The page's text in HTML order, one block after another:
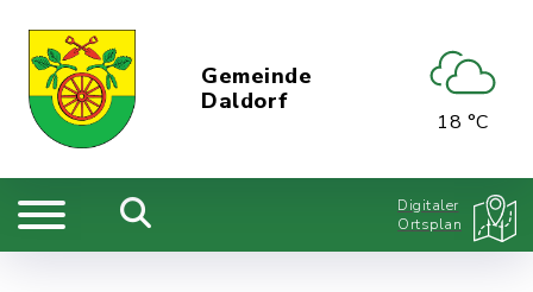
Gemeinde
Daldorf
18 °C
Digitaler
Ortsplan